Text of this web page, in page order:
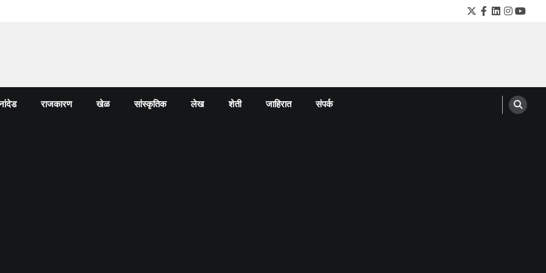
Twitter
Facebook
LinkedIn
राजकारण खेळ सांस्कृतिक लेख शेती जाहिरात संपर्क